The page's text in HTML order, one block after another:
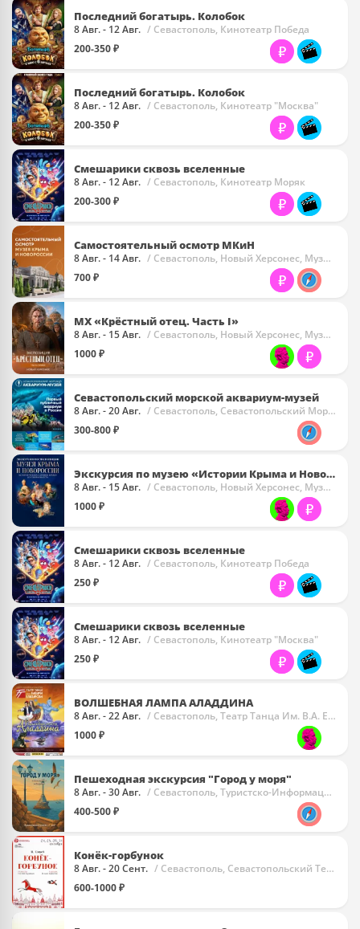
Последний богатырь. Колобок
8 Авг. - 12 Авг. / Севастополь, Кинотеатр Победа
200-350 ₽
Последний богатырь. Колобок
8 Авг. - 12 Авг. / Севастополь, Кинотеатр "Москва"
200-350 ₽
Смешарики сквозь вселенные
8 Авг. - 12 Авг. / Севастополь, Кинотеатр Моряк
200-300 ₽
Самостоятельный осмотр МКиН
8 Авг. - 14 Авг. / Севастополь, Новый Херсонес, Музей Крыма И Новороссии (МКиН)
700 ₽
МХ «Крёстный отец. Часть I»
8 Авг. - 15 Авг. / Севастополь, Новый Херсонес, Музей Христианства
1000 ₽
Севастопольский морской аквариум-музей
8 Авг. - 20 Авг. / Севастополь, Севастопольский Морской Аквариум-Музей
300-800 ₽
Экскурсия по музею «Истории Крыма и Новороссии»
8 Авг. - 15 Авг. / Севастополь, Новый Херсонес, Музей Крыма И Новороссии (МКиН)
1000 ₽
Смешарики сквозь вселенные
8 Авг. - 12 Авг. / Севастополь, Кинотеатр Победа
250 ₽
Смешарики сквозь вселенные
8 Авг. - 12 Авг. / Севастополь, Кинотеатр "Москва"
250 ₽
ВОЛШЕБНАЯ ЛАМПА АЛАДДИНА
8 Авг. - 22 Авг. / Севастополь, Театр Танца Им. В.А. Елизарова
1000 ₽
Пешеходная экскурсия "Город у моря"
8 Авг. - 30 Авг. / Севастополь, Туристско-Информационный Центр
400-500 ₽
Конёк-горбунок
8 Авг. - 20 Сент. / Севастополь, Севастопольский Театр Юного Зрителя (СевТЮЗ)
600-1000 ₽